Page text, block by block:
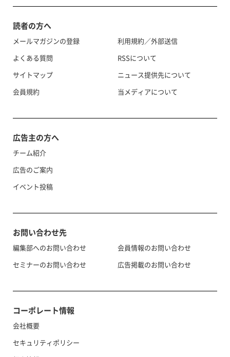
読者の方へ
メールマガジンの登録
よくある質問
サイトマップ
会員規約
利用規約／外部送信
RSSについて
ニュース提供先について
当メディアについて
広告主の方へ
チーム紹介
広告のご案内
イベント投稿
お問い合わせ先
編集部へのお問い合わせ
セミナーのお問い合わせ
会員情報のお問い合わせ
広告掲載のお問い合わせ
コーポレート情報
会社概要
セキュリティポリシー